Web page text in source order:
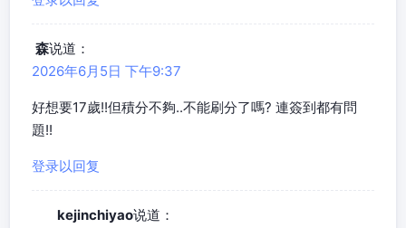
森说道：
2026年6月5日 下午9:37
好想要17歲!!但積分不夠..不能刷分了嗎? 連簽到都有問
題!!
登录以回复
kejinchiyao说道：